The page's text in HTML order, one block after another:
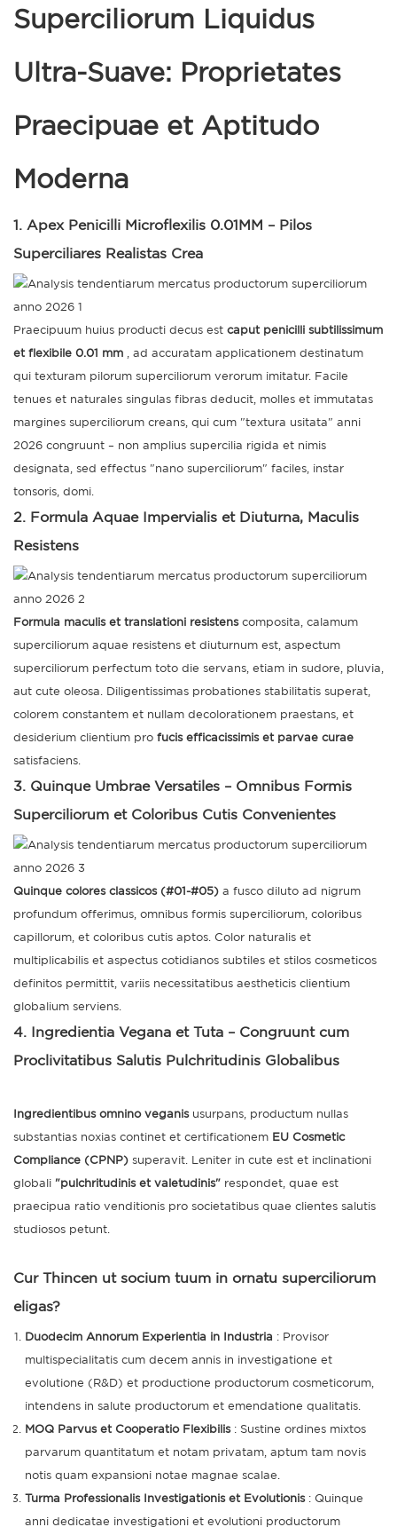
Superciliorum Liquidus
Ultra-Suave: Proprietates
Praecipuae et Aptitudo
Moderna
1. Apex Penicilli Microflexilis 0.01MM – Pilos
Superciliares Realistas Crea
Praecipuum huius producti decus est caput penicilli subtilissimum
et flexibile 0.01 mm , ad accuratam applicationem destinatum
qui texturam pilorum superciliorum verorum imitatur. Facile
tenues et naturales singulas fibras deducit, molles et immutatas
margines superciliorum creans, qui cum "textura usitata" anni
2026 congruunt – non amplius supercilia rigida et nimis
designata, sed effectus "nano superciliorum" faciles, instar
tonsoris, domi.
2. Formula Aquae Impervialis et Diuturna, Maculis
Resistens
Formula maculis et translationi resistenscomposita, calamum
superciliorum aquae resistens et diuturnum est, aspectum
superciliorum perfectum toto die servans, etiam in sudore, pluvia,
aut cute oleosa. Diligentissimas probationes stabilitatis superat,
colorem constantem et nullam decolorationem praestans, et
desiderium clientium pro fucis efficacissimis et parvae curae
satisfaciens.
3. Quinque Umbrae Versatiles – Omnibus Formis
Superciliorum et Coloribus Cutis Convenientes
Quinque colores classicos (#01-#05) a fusco diluto ad nigrum
profundum offerimus, omnibus formis superciliorum, coloribus
capillorum, et coloribus cutis aptos. Color naturalis et
multiplicabilis et aspectus cotidianos subtiles et stilos cosmeticos
definitos permittit, variis necessitatibus aestheticis clientium
globalium serviens.
4. Ingredientia Vegana et Tuta – Congruunt cum
Proclivitatibus Salutis Pulchritudinis Globalibus
Ingredientibus omnino veganisusurpans, productum nullas
substantias noxias continet et certificationem EU Cosmetic
Compliance (CPNP) superavit. Leniter in cute est et inclinationi
globali "pulchritudinis et valetudinis" respondet, quae est
praecipua ratio venditionis pro societatibus quae clientes salutis
studiosos petunt.
Cur Thincen ut socium tuum in ornatu superciliorum
eligas?
Duodecim Annorum Experientia in Industria : Provisor
multispecialitatis cum decem annis in investigatione et
evolutione (R&D) et productione productorum cosmeticorum,
intendens in salute productorum et emendatione qualitatis.
MOQ Parvus et Cooperatio Flexibilis: Sustine ordines mixtos
parvarum quantitatum et notam privatam, aptum tam novis
notis quam expansioni notae magnae scalae.
Turma Professionalis Investigationis et Evolutionis: Quinque
anni dedicatae investigationi et evolutioni productorum